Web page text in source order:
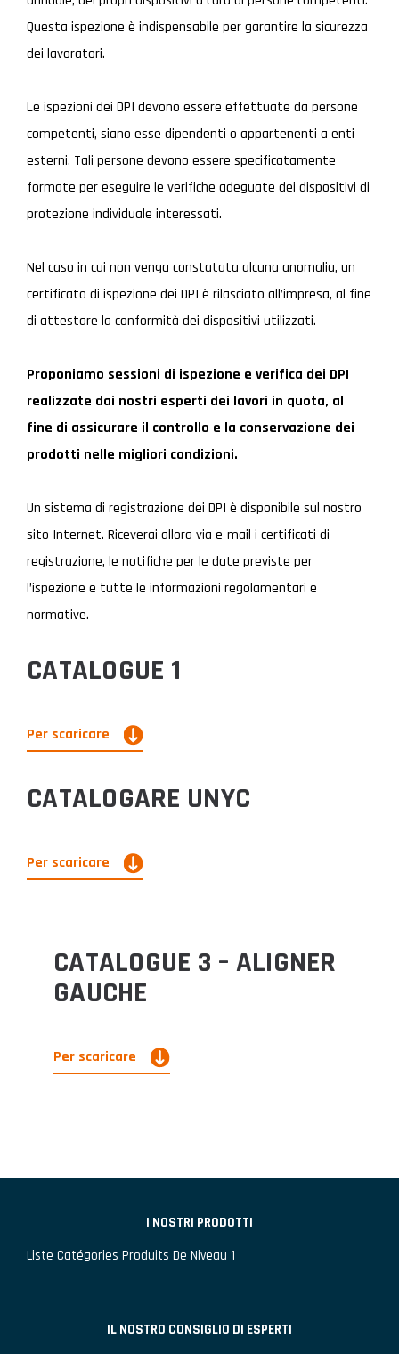
Questa ispezione è indispensabile per garantire la sicurezza
dei lavoratori.
Le ispezioni dei DPI devono essere effettuate da persone
competenti, siano esse dipendenti o appartenenti a enti
esterni. Tali persone devono essere specificatamente
formate per eseguire le verifiche adeguate dei dispositivi di
protezione individuale interessati.
Nel caso in cui non venga constatata alcuna anomalia, un
certificato di ispezione dei DPI è rilasciato all’impresa, al fine
di attestare la conformità dei dispositivi utilizzati.
Proponiamo sessioni di ispezione e verifica dei DPI
realizzate dai nostri esperti dei lavori in quota, al
fine di assicurare il controllo e la conservazione dei
prodotti nelle migliori condizioni.
Un sistema di registrazione dei DPI è disponibile sul nostro
sito Internet. Riceverai allora via e-mail i certificati di
registrazione, le notifiche per le date previste per
l’ispezione e tutte le informazioni regolamentari e
normative.
CATALOGUE 1
Per scaricare
CATALOGARE UNYC
Per scaricare
CATALOGUE 3 – ALIGNER
GAUCHE
Per scaricare
I NOSTRI PRODOTTI
Liste Catégories Produits De Niveau 1
IL NOSTRO CONSIGLIO DI ESPERTI